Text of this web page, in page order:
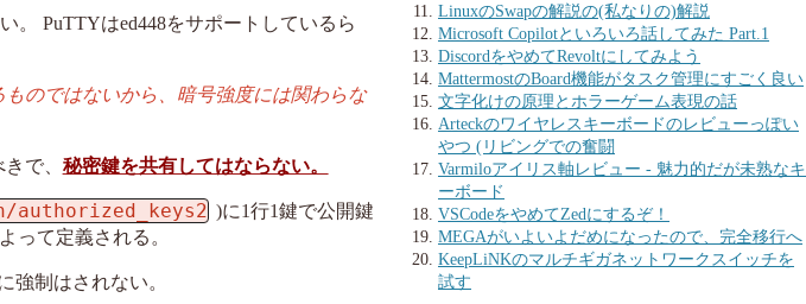
。 PuTTYはed448をサポートしているら
のではないから、暗号強度には関わらな
で、 秘密鍵を共有してはならない。
authorized_keys2 )に1行1鍵で公開鍵
って定義される。
強制はされない。
LinuxのSwapの解説の(私なりの)解説
Microsoft Copilotといろいろ話してみた Part.1
DiscordをやめてRevoltにしてみよう
MattermostのBoard機能がタスク管理にすごく良い
文字化けの原理とホラーゲーム表現の話
Arteckのワイヤレスキーボードのレビューっぽい
やつ (リビングでの奮闘
Varmiloアイリス軸レビュー - 魅力的だが未熟なキ
ーボード
VSCodeをやめてZedにするぞ！
MEGAがいよいよだめになったので、完全移行へ
KeepLiNKのマルチギガネットワークスイッチを
試す